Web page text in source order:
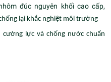
đúc nguyên khối cao cấp,
lại khắc nghiệt môi trường
lực và chống nước chuẩn